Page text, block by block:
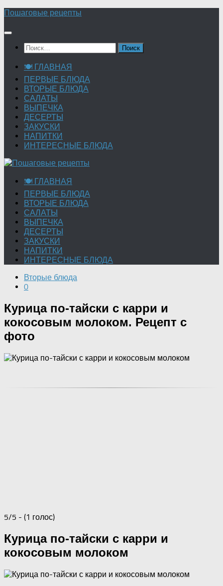
Перейти
содержимому
Пошаговые рецепты
Найти:
🍽 ГЛАВНАЯ
ПЕРВЫЕ БЛЮДА
ВТОРЫЕ БЛЮДА
САЛАТЫ
ВЫПЕЧКА
ДЕСЕРТЫ
ЗАКУСКИ
НАПИТКИ
ИНТЕРЕСНЫЕ БЛЮДА
🍽 ГЛАВНАЯ
ПЕРВЫЕ БЛЮДА
ВТОРЫЕ БЛЮДА
САЛАТЫ
ВЫПЕЧКА
ДЕСЕРТЫ
ЗАКУСКИ
НАПИТКИ
ИНТЕРЕСНЫЕ БЛЮДА
Вторые блюда
0
Курица по-тайски с карри и
кокосовым молоком. Рецепт с
фото
5/5 - (1 голос)
Курица по-тайски с карри и
кокосовым молоком